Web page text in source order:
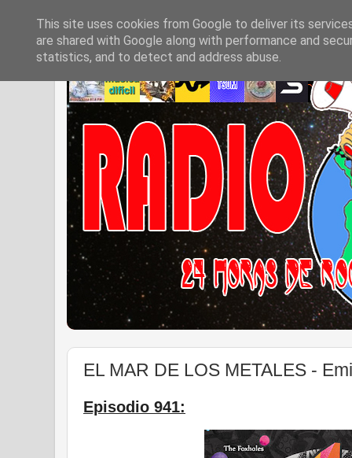
EL MAR DE LOS METALES -
Episodio 941:
This site uses cookies from Google to deliver its
are shared with Google along with performance and
statistics, and to detect and address abuse.